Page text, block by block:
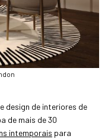
design de interiores de
de mais de 30
intemporais para